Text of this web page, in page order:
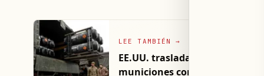
LEE TAMBIÉN →
EE.UU. traslada a Ucrania 12
municiones con submuniciones